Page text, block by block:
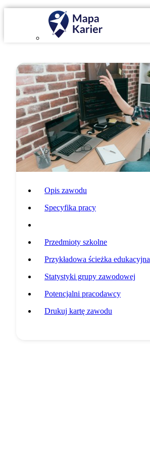
Opis zawodu
Specyfika pracy
Przedmioty szkolne
Przykładowa ścieżka edukacyjna
Statystyki grupy zawodowej
Potencjalni pracodawcy
Drukuj kartę zawodu